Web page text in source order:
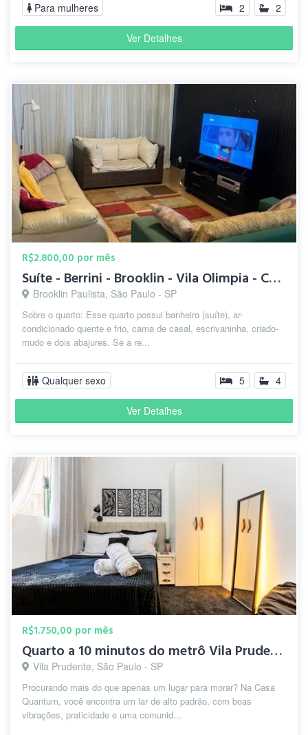
Para mulheres 2 2
Ver Detalhes
R$2.800,00 por mês
Suíte - Berrini - Brooklin - Vila Olimpia - Campo Belo - CHG
Brooklin Paulista, São Paulo - SP
Sobre o quarto: Esse quarto possui banheiro (suíte), ar-
condicionado quente e frio, cama de casal, escrivaninha, criado-
mudo e dois abajures. Se a re...
Qualquer sexo 5 4
Ver Detalhes
R$1.750,00 por mês
Quarto a 10 minutos do metrô Vila Prudente
Vila Prudente, São Paulo - SP
Procurando mais do que apenas um lugar para morar? Na Casa
Quantum, você encontra um lar de alto padrão, com boas
vibrações, praticidade e uma comunid...